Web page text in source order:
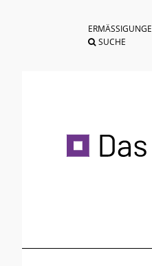
ERMÄSSIGUNGEN
SUCHE